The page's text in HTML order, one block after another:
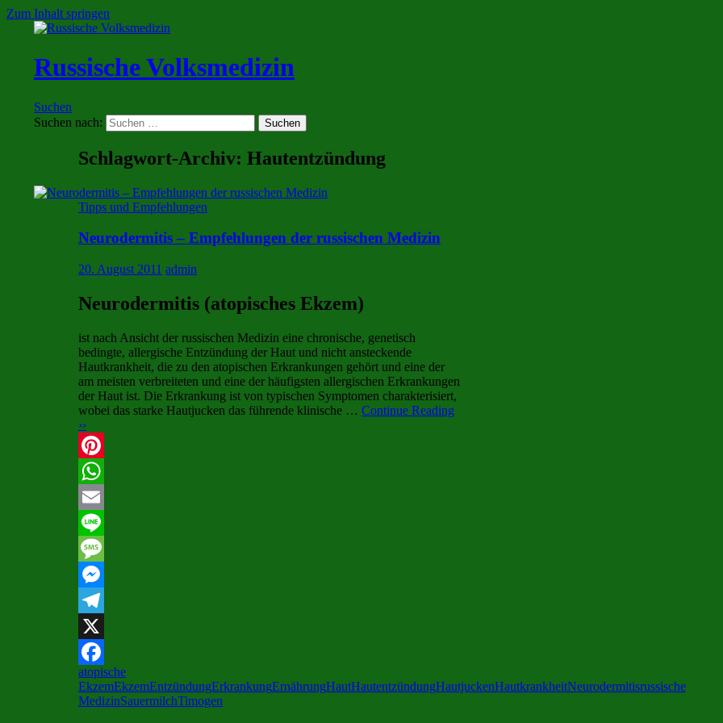
Zum Inhalt springen
Russische Volksmedizin
Suchen
Suchen nach:
Schlagwort-Archiv: Hautentzündung
Tipps und Empfehlungen
Neurodermitis – Empfehlungen der russischen Medizin
20. August 2011 admin
Neurodermitis (atopisches Ekzem)
ist nach Ansicht der russischen Medizin eine chronische, genetisch
bedingte, allergische Entzündung der Haut und nicht ansteckende
Hautkrankheit, die zu den atopischen Erkrankungen gehört und eine der
am meisten verbreiteten und eine der häufigsten allergischen Erkrankungen
der Haut ist. Die Erkrankung ist von typischen Symptomen charakterisiert,
wobei das starke Hautjucken das führende klinische … Continue Reading
››
Pinterest
WhatsApp
Email
Line
Message
Messenger
Telegram
X
Facebook
atopische
EkzemEkzemEntzündungErkrankungErnährungHautHautentzündungHautjuckenHautkrankheitNeurodermitisrussische
MedizinSauermilchTimogen